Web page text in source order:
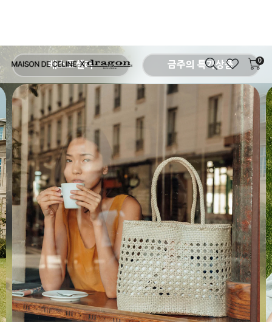
0
베스트셀러 금주의 특가상품